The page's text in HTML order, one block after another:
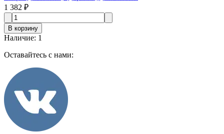
1 382 ₽
В корзину
Наличие: 1
Оставайтесь с нами: